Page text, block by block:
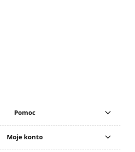
Pomoc
Moje konto